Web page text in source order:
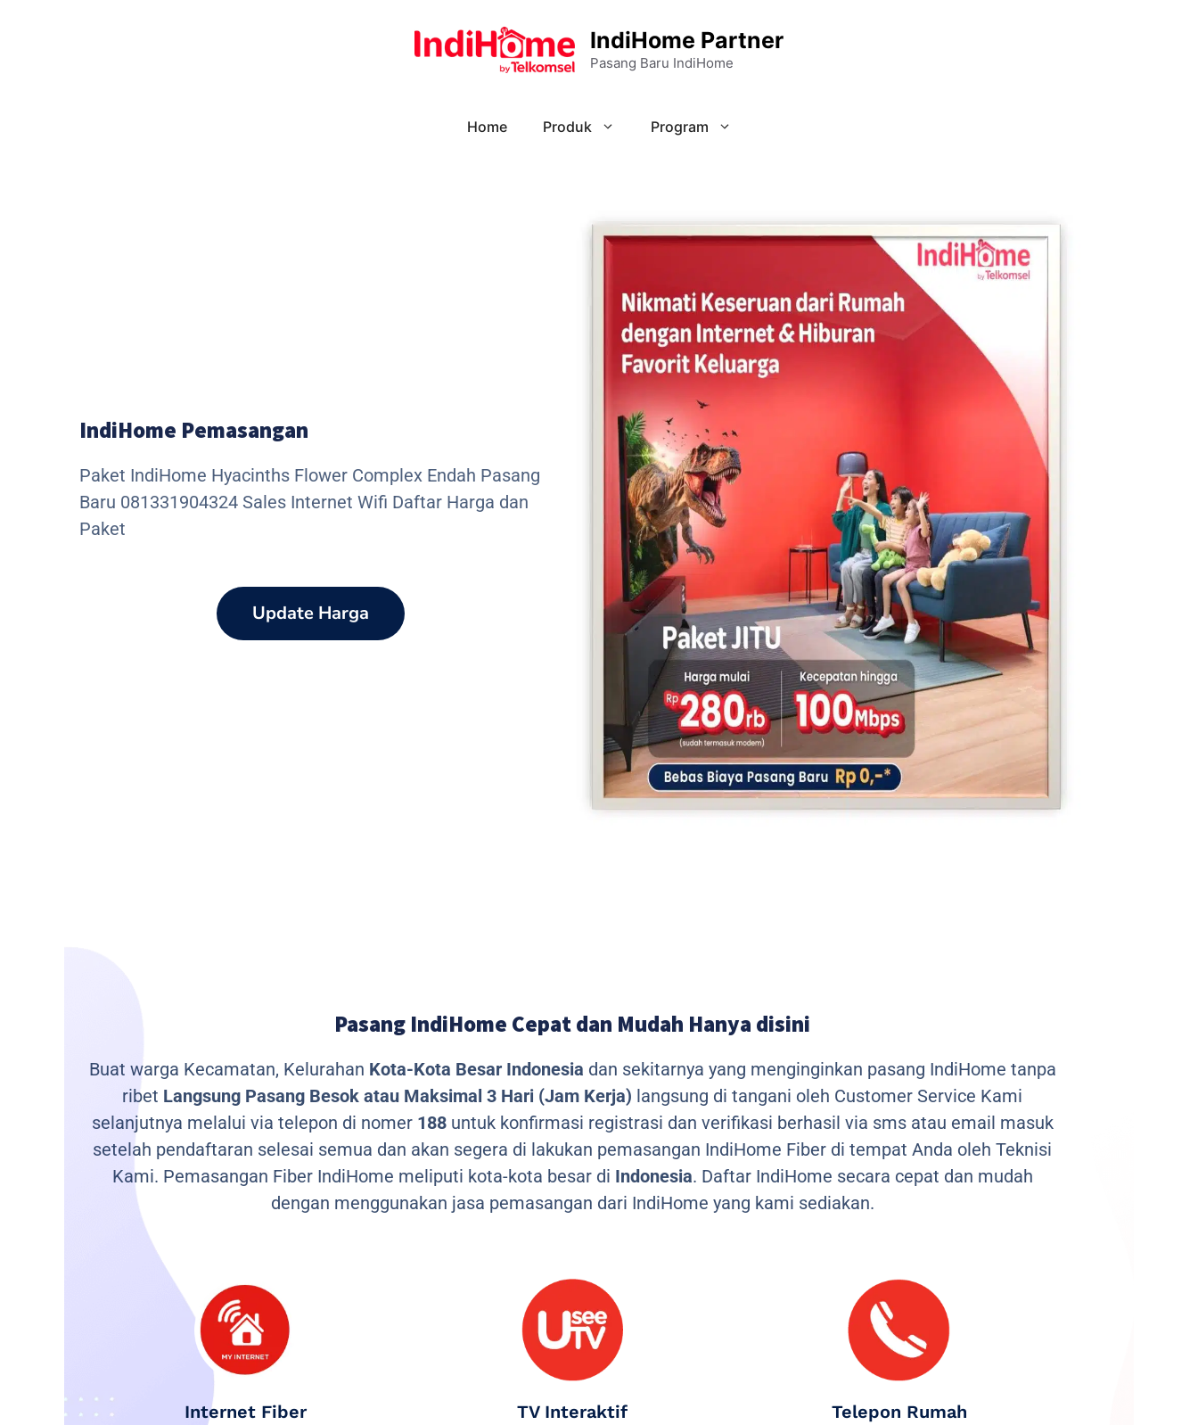
IndiHome Partner
Pasang Baru IndiHome
Home Produk Program
IndiHome Pemasangan
Paket IndiHome Hyacinths Flower Complex Endah Pasang
Baru 081331904324 Sales Internet Wifi Daftar Harga dan
Paket
Update Harga
Pasang IndiHome Cepat dan Mudah Hanya disini
Buat warga Kecamatan, Kelurahan Kota-Kota Besar Indonesia dan sekitarnya yang menginginkan pasang IndiHome tanpa
ribet Langsung Pasang Besok atau Maksimal 3 Hari (Jam Kerja) langsung di tangani oleh Customer Service Kami
selanjutnya melalui via telepon di nomer 188 untuk konfirmasi registrasi dan verifikasi berhasil via sms atau email masuk
setelah pendaftaran selesai semua dan akan segera di lakukan pemasangan IndiHome Fiber di tempat Anda oleh Teknisi
Kami. Pemasangan Fiber IndiHome meliputi kota-kota besar di Indonesia. Daftar IndiHome secara cepat dan mudah
dengan menggunakan jasa pemasangan dari IndiHome yang kami sediakan.
Internet Fiber
TV Interaktif
Telepon Rumah